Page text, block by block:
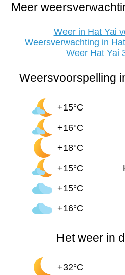
Meer
Weer in Hat Yai
Weersverwachting in
Weer Hat Yai
Weersvoorspelling
+15°C
+16°C
+18°C
+15°C
+15°C
+16°C
Het weer in
+32°C